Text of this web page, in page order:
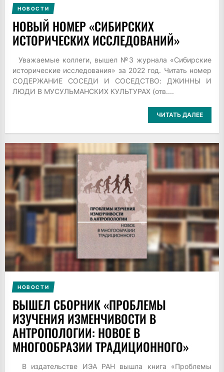
НОВОСТИ
НОВЫЙ НОМЕР «СИБИРСКИХ
ИСТОРИЧЕСКИХ ИССЛЕДОВАНИЙ»
Уважаемые коллеги, вышел №3 журнала «Сибирские
исторические исследования» за 2022 год. Читать номер
СОДЕРЖАНИЕ СОСЕДИ И СОСЕДСТВО: ДЖИННЫ И
ЛЮДИ В МУСУЛЬМАНСКИХ КУЛЬТУРАХ (отв....
ЧИТАТЬ ДАЛЕЕ
НОВОСТИ
ВЫШЕЛ СБОРНИК «ПРОБЛЕМЫ
ИЗУЧЕНИЯ ИЗМЕНЧИВОСТИ В
АНТРОПОЛОГИИ: НОВОЕ В
МНОГООБРАЗИИ ТРАДИЦИОННОГО»
В издательстве ИЭА РАН вышла книга «Проблемы